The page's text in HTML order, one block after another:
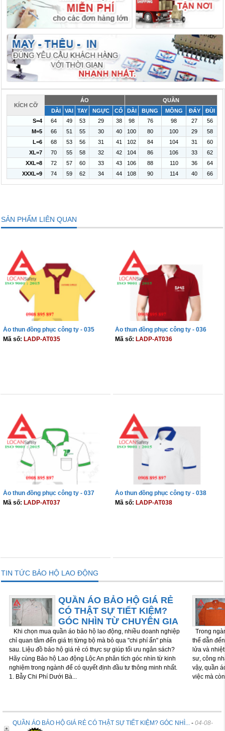
KÍCH CỠ
ÁO
QUẦN
DÀI
VAI TAY NGỰC CỔ DÀI BỤNG MÔNG ĐÁY
ĐÙI
S=4
64 49 53 29 38 98 76 98 27
56
M=5
66 51 55 30 40 100 80 100 29
58
L=6
68 53 56 31 41 102 84 104 31
60
XL=7
70 55 58 32 42 104 86 106 33
62
XXL=8
72 57 60 33 43 106 88 110 36
64
XXXL=9
74 59 62 34 44 108 90 114 40 66
SẢN PHẨM LIÊN QUAN
Áo thun đồng phục công ty - 035
Mã số: LADP-AT035
Áo thun đồng phục công ty - 036
Mã số: LADP-AT036
Áo thun đồng phục công ty - 037
Mã số: LADP-AT037
Áo thun đồng phục công ty - 038
Mã số: LADP-AT038
TIN TỨC BẢO HỘ LAO ĐỘNG
QUẦN ÁO BẢO HỘ GIÁ RẺ
CÓ THẬT SỰ TIẾT KIỆM?
GÓC NHÌN TỪ CHUYÊN GIA
Khi chọn mua quần áo bảo hộ lao động, nhiều doanh nghiệp
chỉ quan tâm đến giá trị từng bộ mà bỏ qua "chi phí ẩn" phía
sau. Liệu đồ bảo hộ giá rẻ có thực sự giúp tối ưu ngân sách?
Hãy cùng Bảo hộ Lao động Lộc An phân tích góc nhìn từ kinh
nghiệm trong ngành để có quyết định đầu tư thông minh nhất.
1. Bẫy Chi Phí Dưới Bà...
Trong
thể dẫn
lửa và
sư, công
vậy, quần
việc mà
QUẦN ÁO BẢO HỘ GIÁ RẺ CÓ THẬT SỰ TIẾT KIỆM? GÓC NHÌ... - 04-08-